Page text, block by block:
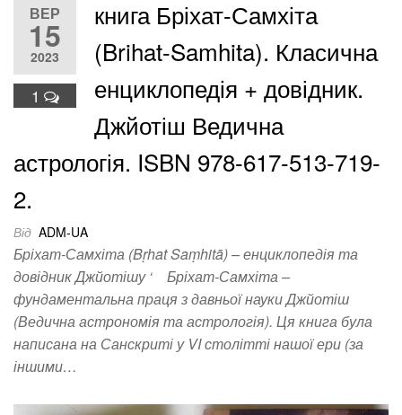
ВЕР
15
2023
1
книга Бріхат-Самхіта
(Brihat-Samhita). Класична
енциклопедія + довідник.
Джйотіш Ведична
астрологія. ISBN 978-617-513-719-
2.
Від ADM-UA
Бріхат-Самхіта (Bṛhat Saṃhitā) – енциклопедія та
довідник Джйотішу ‘ Бріхат-Самхіта –
фундаментальна праця з давньої науки Джйотіш
(Ведична астрономія та астрологія). Ця книга була
написана на Санскриті у VI столітті нашої ери (за
іншими…